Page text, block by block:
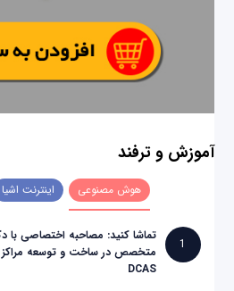
آموزش و ترفند
هوش مصنوعی اینترنت اشیا
1
تماشا کنید: مصاحبه اختصاصی با
متخصص در ساخت و توسعه مراکز
DCAS